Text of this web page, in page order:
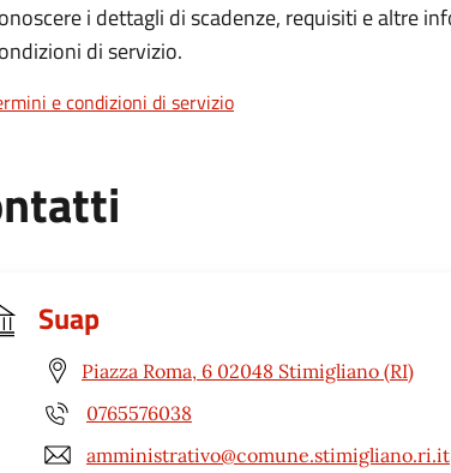
i dettagli di scadenze, requisiti e altre
di servizio.
e condizioni di servizio
Suap
Piazza Roma, 6 02048 Stimigliano (RI)
0765576038
amministrativo@comune.stimigliano.ri.it